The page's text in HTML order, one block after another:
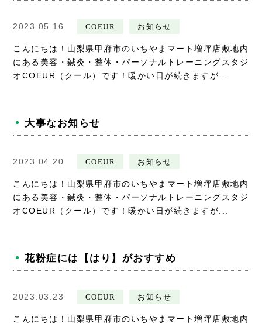
2023.05.16 COEUR お知らせ
こんにちは！山梨県甲府市のいちやまマート増坪店敷地内
にある美容・鍼灸・整体・パーソナルトレーニングスタジ
オCOEUR（クール）です！暖かい日が続きますが...
大事なお知らせ
2023.04.20 COEUR お知らせ
こんにちは！山梨県甲府市のいちやまマート増坪店敷地内
にある美容・鍼灸・整体・パーソナルトレーニングスタジ
オCOEUR（クール）です！暖かい日が続きますが...
花粉症には【はり】がおすすめ
2023.03.23 COEUR お知らせ
こんにちは！山梨県甲府市のいちやまマート増坪店敷地内